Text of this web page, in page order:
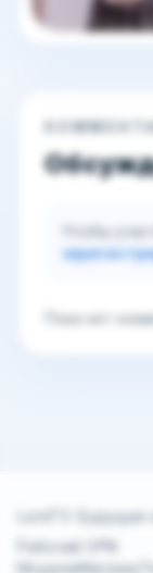
Чтобы
Пока нет
LordTV. Будущая
Рабочий VPN
МоделиМагазин